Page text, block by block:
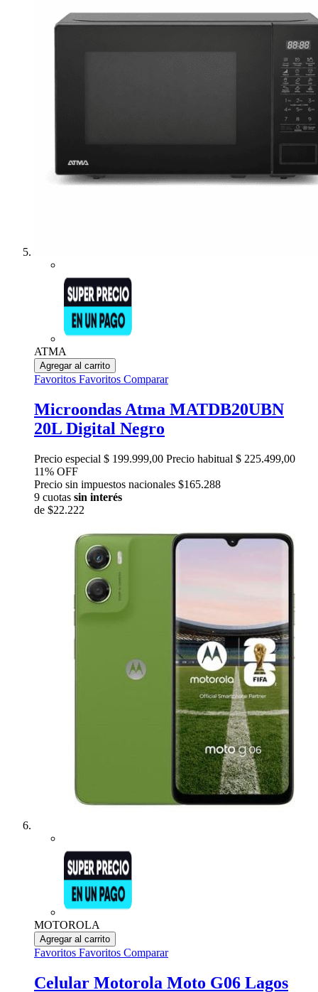
ATMA
Agregar al carrito
Favoritos Favoritos Comparar
Microondas Atma MATDB20UBN
20L Digital Negro
Precio especial $ 199.999,00 Precio habitual $ 225.499,00
11% OFF
Precio sin impuestos nacionales $165.288
9 cuotas sin interés
de $22.222
MOTOROLA
Agregar al carrito
Favoritos Favoritos Comparar
Celular Motorola Moto G06 Lagos